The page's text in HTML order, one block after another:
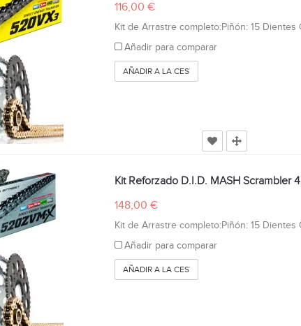
116,00 €
Kit de Arrastre completo:Piñón: 15 Dientes
Añadir para comparar
AÑADIR A LA CESTA
Kit Reforzado D.I.D. MASH Scrambler
148,00 €
Kit de Arrastre completo:Piñón: 15 Dientes
Añadir para comparar
AÑADIR A LA CESTA